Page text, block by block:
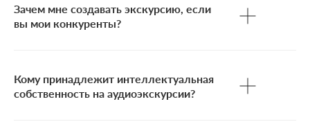
Зачем мне создавать экскурсию, если
вы мои конкуренты?
Кому принадлежит интеллектуальная
собственность на аудиоэкскурсии?